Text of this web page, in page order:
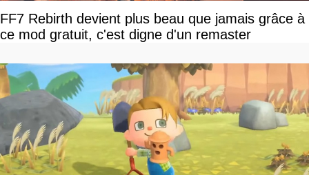
FF7 Rebirth devient plus beau que jamais grâce à
ce mod gratuit, c'est digne d'un remaster